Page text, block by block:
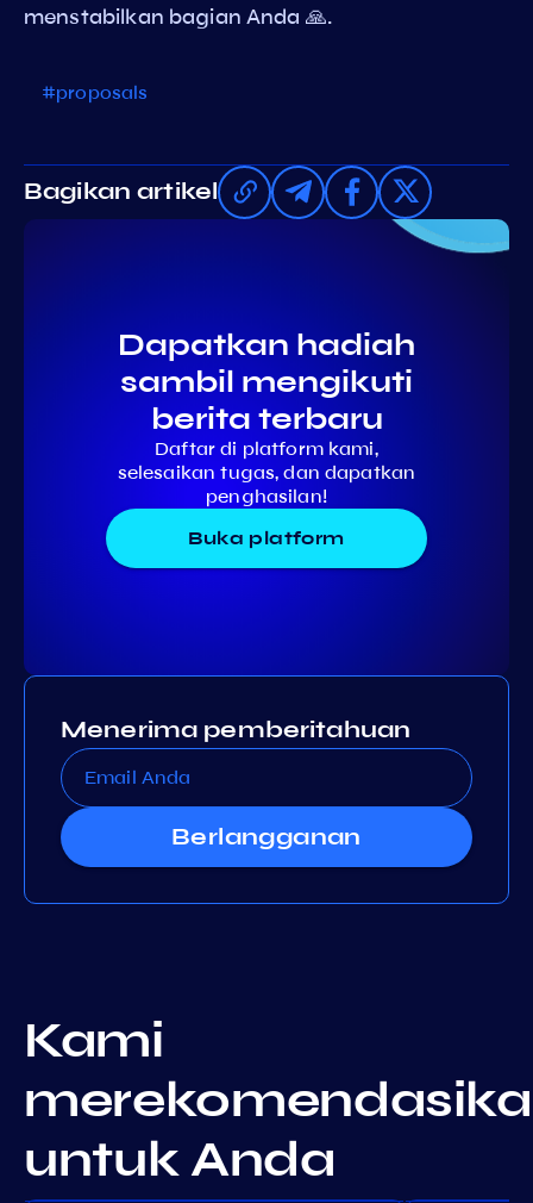
menstabilkan bagian Anda 🙏.
#proposals
Bagikan artikel
Dapatkan hadiah
sambil mengikuti
berita terbaru
Daftar di platform kami,
selesaikan tugas, dan dapatkan
penghasilan!
Buka platform
Menerima pemberitahuan
Berlangganan
Kami
untuk Anda